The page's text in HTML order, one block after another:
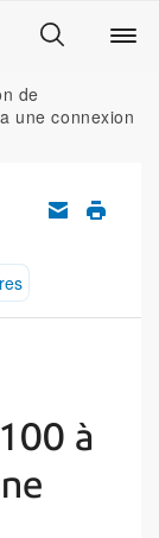
de
une connexion
à